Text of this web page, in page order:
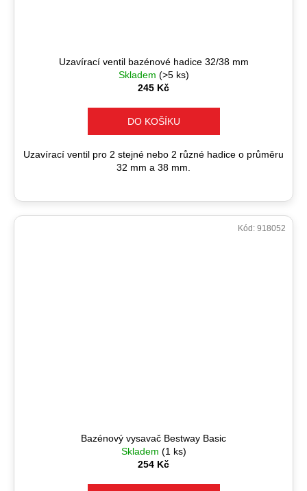
Uzavírací ventil bazénové hadice 32/38 mm
Skladem (>5 ks)
245 Kč
DO KOŠÍKU
Uzavírací ventil pro 2 stejné nebo 2 různé hadice o průměru
32 mm a 38 mm.
Bazénový vysavač Bestway Basic
Skladem (1 ks)
254 Kč
Kód: 918052